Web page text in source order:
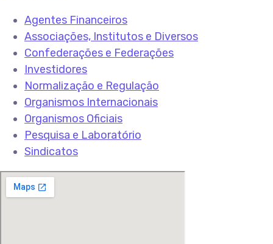
Agentes Financeiros
Associações, Institutos e Diversos
Confederações e Federações
Investidores
Normalização e Regulação
Organismos Internacionais
Organismos Oficiais
Pesquisa e Laboratório
Sindicatos